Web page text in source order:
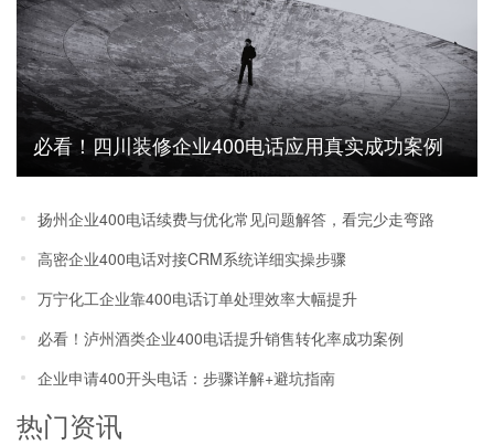
必看！四川装修企业400电话应用真实成功案例
效果分享
扬州企业400电话续费与优化常见问题解答，看完少走弯路
高密企业400电话对接CRM系统详细实操步骤
万宁化工企业靠400电话订单处理效率大幅提升
必看！泸州酒类企业400电话提升销售转化率成功案例
企业申请400开头电话：步骤详解+避坑指南
热门资讯